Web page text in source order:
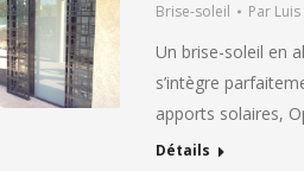
Brise-soleil Par
Un brise-soleil en
s’intègre
apports solaires,
Détails